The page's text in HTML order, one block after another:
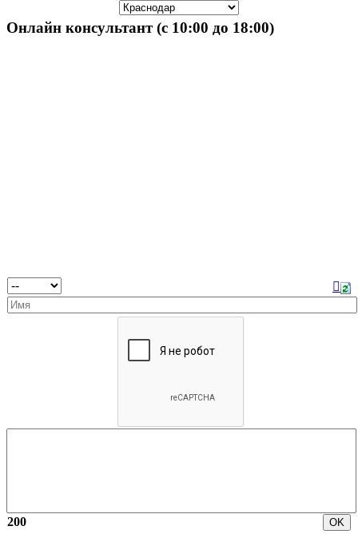
Онлайн консультант (с 10:00 до 18:00)
200